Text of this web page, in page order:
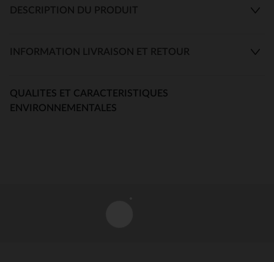
DESCRIPTION DU PRODUIT
INFORMATION LIVRAISON ET RETOUR
QUALITES ET CARACTERISTIQUES
ENVIRONNEMENTALES